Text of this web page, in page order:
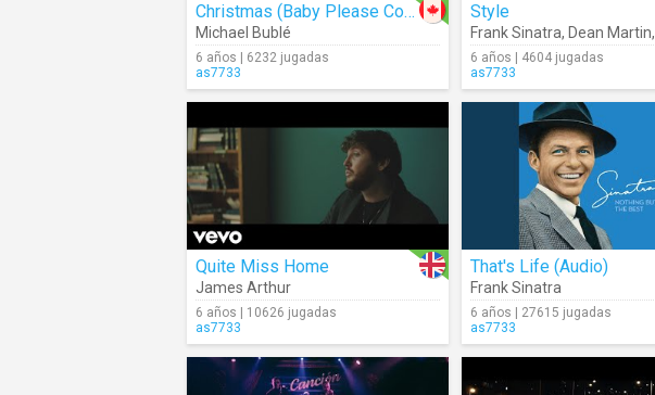
Christmas (Baby Please Come Home) (Audio)
Michael Bublé
6 años | 6232 jugadas
as7733
Style
Frank Sinatra, Dean Martin,
6 años | 4604 jugadas
as7733
Quite Miss Home
James Arthur
6 años | 10626 jugadas
as7733
That's Life (Audio)
Frank Sinatra
6 años | 27615 jugadas
as7733